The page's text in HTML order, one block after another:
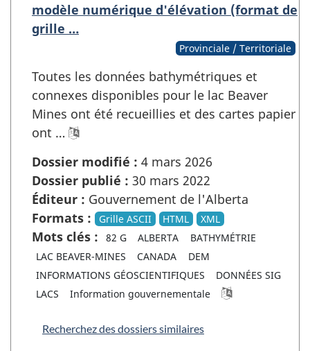
modèle numérique d'élévation (format de
grille …
Provinciale / Territoriale
Toutes les données bathymétriques et
connexes disponibles pour le lac Beaver
Mines ont été recueillies et des cartes papier
ont …
Dossier modifié : 4 mars 2026
Dossier publié : 30 mars 2022
Éditeur : Gouvernement de l'Alberta
Formats :
Grille ASCII HTML XML
Mots clés : 82 G ALBERTA
BATHYMÉTRIE
LAC BEAVER-MINES
CANADA
DEM
INFORMATIONS GÉOSCIENTIFIQUES
DONNÉES SIG
LACS
Information gouvernementale
Recherchez des dossiers similaires